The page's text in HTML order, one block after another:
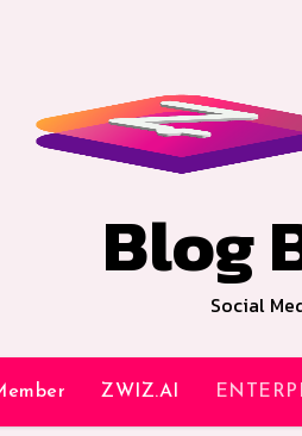
Blog
Social
ZWIZ.AI